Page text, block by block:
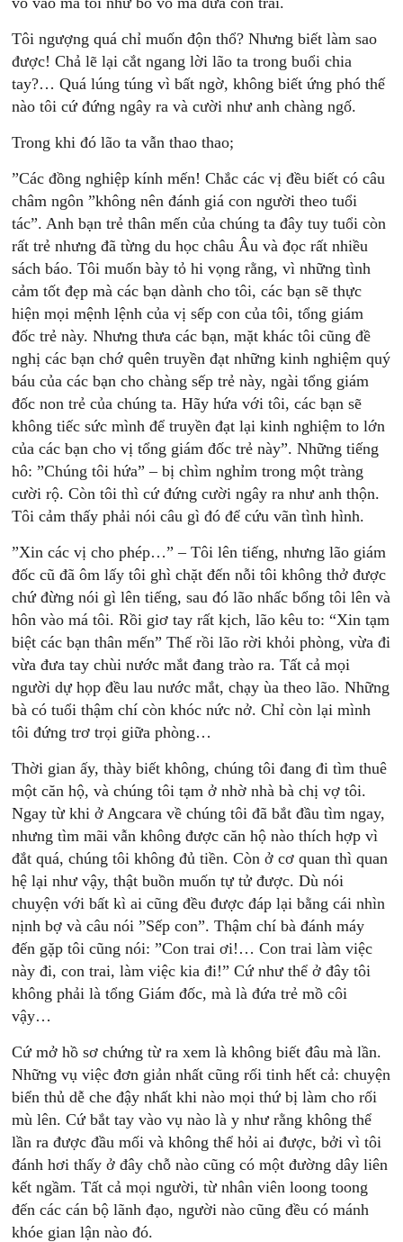
Tôi ngượng quá chỉ muốn độn thổ? Nhưng biết làm sao
được! Chả lẽ lại cắt ngang lời lão ta trong buổi chia
tay?… Quá lúng túng vì bất ngờ, không biết ứng phó thế
nào tôi cứ đứng ngây ra và cười như anh chàng ngố.
Trong khi đó lão ta vẫn thao thao;
”Các đồng nghiệp kính mến! Chắc các vị đều biết có câu
châm ngôn ”không nên đánh giá con người theo tuổi
tác”. Anh bạn trẻ thân mến của chúng ta đây tuy tuổi còn
rất trẻ nhưng đã từng du học châu Âu và đọc rất nhiều
sách báo. Tôi muốn bày tỏ hi vọng rằng, vì những tình
cảm tốt đẹp mà các bạn dành cho tôi, các bạn sẽ thực
hiện mọi mệnh lệnh của vị sếp con của tôi, tổng giám
đốc trẻ này. Nhưng thưa các bạn, mặt khác tôi cũng đề
nghị các bạn chớ quên truyền đạt những kinh nghiệm quý
báu của các bạn cho chàng sếp trẻ này, ngài tổng giám
đốc non trẻ của chúng ta. Hãy hứa với tôi, các bạn sẽ
không tiếc sức mình để truyền đạt lại kinh nghiệm to lớn
của các bạn cho vị tổng giám đốc trẻ này”. Những tiếng
hô: ”Chúng tôi hứa” – bị chìm nghỉm trong một tràng
cười rộ. Còn tôi thì cứ đứng cười ngây ra như anh thộn.
Tôi cảm thấy phải nói câu gì đó để cứu vãn tình hình.
”Xin các vị cho phép…” – Tôi lên tiếng, nhưng lão giám
đốc cũ đã ôm lấy tôi ghì chặt đến nỗi tôi không thở được
chứ đừng nói gì lên tiếng, sau đó lão nhấc bổng tôi lên và
hôn vào má tôi. Rồi giơ tay rất kịch, lão kêu to: “Xin tạm
biệt các bạn thân mến” Thế rồi lão rời khỏi phòng, vừa đi
vừa đưa tay chùi nước mắt đang trào ra. Tất cả mọi
người dự họp đều lau nước mắt, chạy ùa theo lão. Những
bà có tuổi thậm chí còn khóc nức nở. Chỉ còn lại mình
tôi đứng trơ trọi giữa phòng…
Thời gian ấy, thày biết không, chúng tôi đang đi tìm thuê
một căn hộ, và chúng tôi tạm ở nhờ nhà bà chị vợ tôi.
Ngay từ khi ở Angcara về chúng tôi đã bắt đầu tìm ngay,
nhưng tìm mãi vẫn không được căn hộ nào thích hợp vì
đắt quá, chúng tôi không đủ tiền. Còn ở cơ quan thì quan
hệ lại như vậy, thật buồn muốn tự tử được. Dù nói
chuyện với bất kì ai cũng đều được đáp lại bằng cái nhìn
nịnh bợ và câu nói ”Sếp con”. Thậm chí bà đánh máy
đến gặp tôi cũng nói: ”Con trai ơi!… Con trai làm việc
này đi, con trai, làm việc kia đi!” Cứ như thể ở đây tôi
không phải là tổng Giám đốc, mà là đứa trẻ mồ côi
vậy…
Cứ mở hồ sơ chứng từ ra xem là không biết đâu mà lần.
Những vụ việc đơn giản nhất cũng rối tinh hết cả: chuyện
biển thủ dễ che đậy nhất khi nào mọi thứ bị làm cho rối
mù lên. Cứ bắt tay vào vụ nào là y như rằng không thể
lần ra được đầu mối và không thể hỏi ai được, bởi vì tôi
đánh hơi thấy ở đây chỗ nào cũng có một đường dây liên
kết ngầm. Tất cả mọi người, từ nhân viên loong toong
đến các cán bộ lãnh đạo, người nào cũng đều có mánh
khóe gian lận nào đó.